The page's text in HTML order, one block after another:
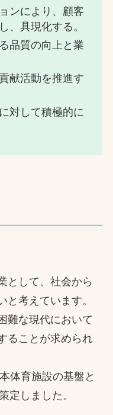
ンにより、顧客
、具現化する。
品質の向上と業
献活動を推進す
対して積極的に
として、社会から
と考えています。
難な現代において
ることが求められ
体育施設の基盤と
定しました。